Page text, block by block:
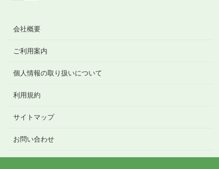
会社概要
ご利用案内
個人情報の取り扱いについて
利用規約
サイトマップ
お問い合わせ